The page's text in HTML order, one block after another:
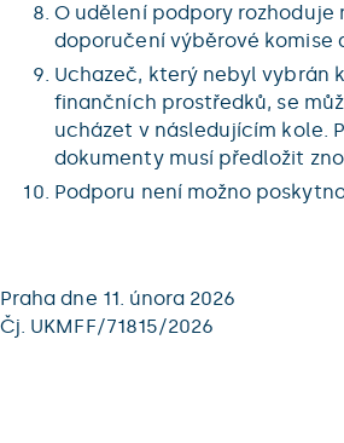
O udělení podpory rozhoduje
doporučení výběrové komise
Uchazeč, který nebyl vybrán
finančních prostředků, se
ucházet v následujícím kole.
dokumenty musí předložit
Podporu není možno
Praha dne 11. února 2026
Čj. UKMFF/71815/2026